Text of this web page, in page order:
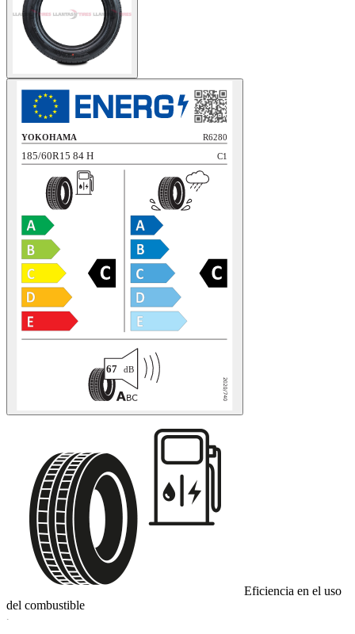
Eficiencia en el uso
del combustible
C